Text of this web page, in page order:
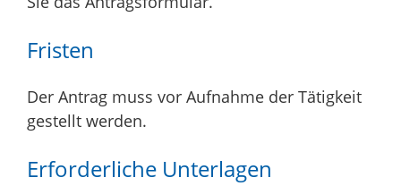
Fristen
Der Antrag muss vor Aufnahme der Tätigkeit
gestellt werden.
Erforderliche Unterlagen